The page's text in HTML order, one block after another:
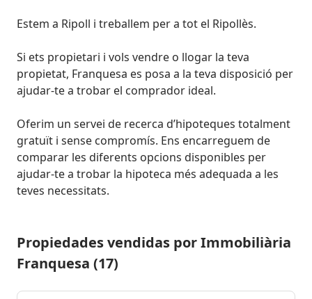
Estem a Ripoll i treballem per a tot el Ripollès.
Si ets propietari i vols vendre o llogar la teva
propietat, Franquesa es posa a la teva disposició per
ajudar-te a trobar el comprador ideal.
Oferim un servei de recerca d’hipoteques totalment
gratuït i sense compromís. Ens encarreguem de
comparar les diferents opcions disponibles per
ajudar-te a trobar la hipoteca més adequada a les
teves necessitats.
Propiedades vendidas por Immobiliària
Franquesa (17)